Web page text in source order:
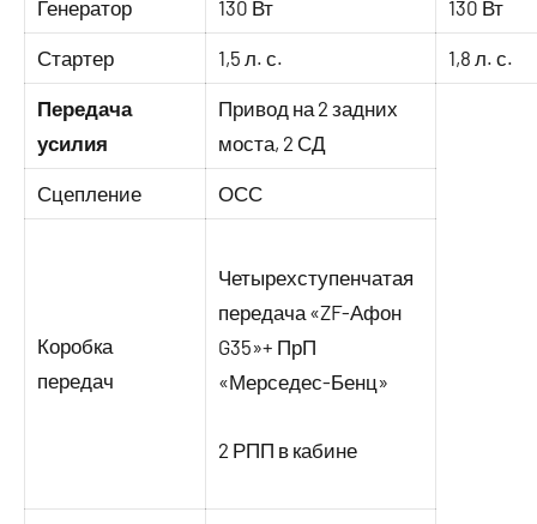
Генератор 130 Вт 130 Вт
Стартер 1,5 л. с. 1,8 л. с.
Передача
усилия
Привод на 2 задних
моста, 2 СД
Сцепление ОСС
Коробка
передач
Четырехступенчатая
передача «ZF-Афон
G35»+ ПрП
«Мерседес-Бенц»
2 РПП в кабине